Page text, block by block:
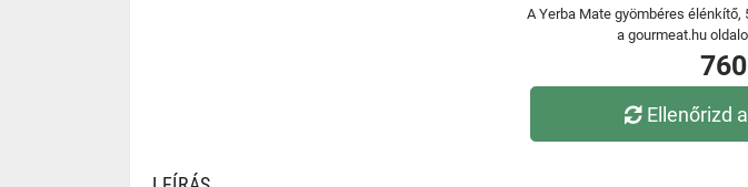
A Yerba Mate gyömbéres élénkítő,
a gourmeat.hu
Ellenőrizd